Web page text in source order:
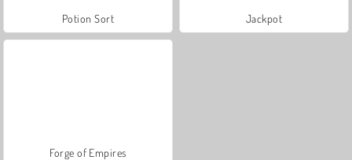
Potion Sort Jackpot
Forge of Empires